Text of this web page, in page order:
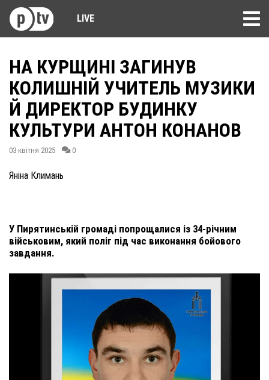
LIVE
НА КУРЩИНІ ЗАГИНУВ
КОЛИШНІЙ УЧИТЕЛЬ МУЗИКИ
Й ДИРЕКТОР БУДИНКУ
КУЛЬТУРИ АНТОН КОНАНОВ
03 квітня 2025 0
Яніна Климань
У Пирятинській громаді попрощалися із 34-річним
військовим, який поліг під час виконання бойового
завдання.